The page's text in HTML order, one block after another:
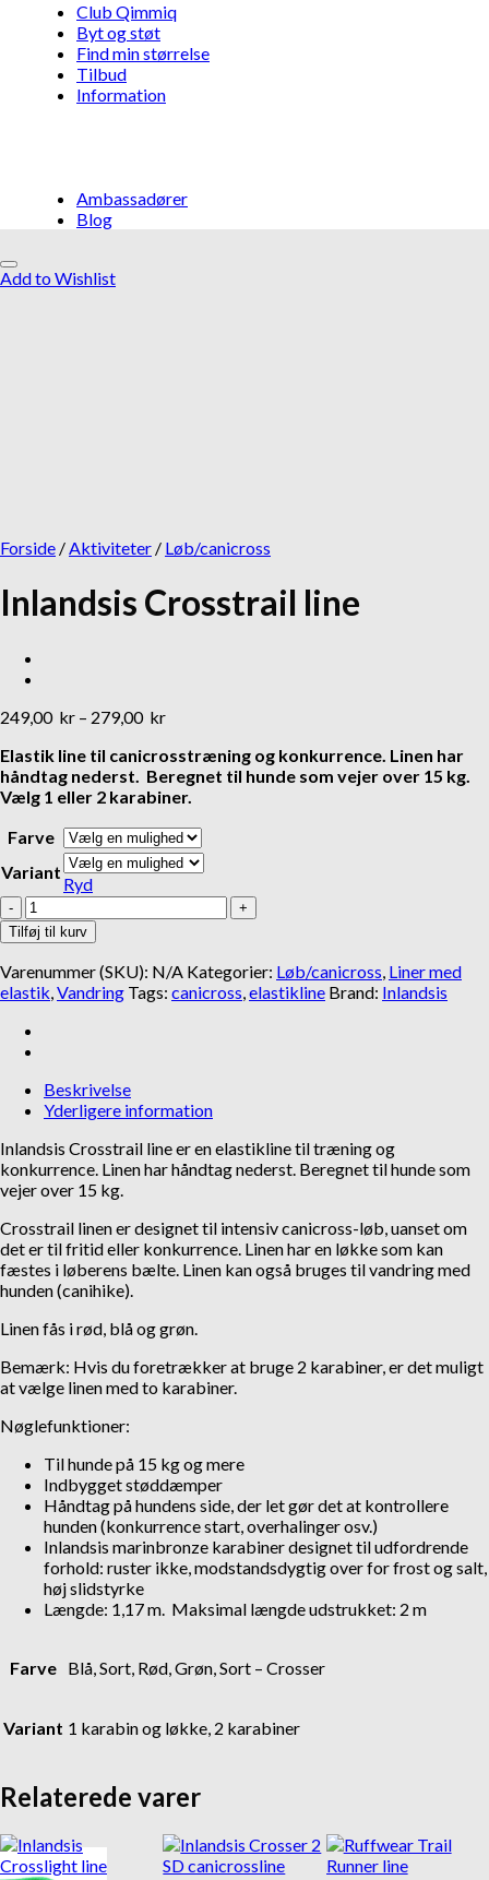
Club Qimmiq
Byt og støt
Find min størrelse
Tilbud
Information
Ambassadører
Blog
Måske kunne nogle af disse produkter
Hverdag
Kronch The Original
godbidder
39,95kr
Halsbånd
199,00kr
Fortsæt med at handle
Add to Wishlist
Forside /Aktiviteter / Løb/canicross
Inlandsis Crosstrail line
249,00 kr – 279,00 kr
Elastik line til canicrosstræning og konkurrence. Linen har
håndtag nederst. Beregnet til hunde som vejer over 15 kg.
Vælg 1 eller 2 karabiner.
Farve
Variant
Ryd
Inlandsis
Crosstrail
line
antal
Tilføj til kurv
Varenummer (SKU): N/A Kategorier: Løb/canicross, Liner med
elastik,Vandring Tags: canicross,elastikline Brand: Inlandsis
Beskrivelse
Yderligere information
Inlandsis Crosstrail line er en elastikline til træning og
konkurrence. Linen har håndtag nederst. Beregnet til hunde som
vejer over 15 kg.
Crosstrail linen er designet til intensiv canicross-løb, uanset om
det er til fritid eller konkurrence. Linen har en løkke som kan
fæstes i løberens bælte. Linen kan også bruges til vandring med
hunden (canihike).
Linen fås i rød, blå og grøn.
Bemærk: Hvis du foretrækker at bruge 2 karabiner, er det muligt
at vælge linen med to karabiner.
Nøglefunktioner:
Til hunde på 15 kg og mere
Indbygget støddæmper
Håndtag på hundens side, der let gør det at kontrollere
hunden (konkurrence start, overhalinger osv.)
Inlandsis marinbronze karabiner designet til udfordrende
forhold: ruster ikke, modstandsdygtig over for frost og salt,
høj slidstyrke
Længde: 1,17 m. Maksimal længde udstrukket: 2 m
Farve Blå, Sort, Rød, Grøn, Sort – Crosser
Variant 1 karabin og løkke, 2 karabiner
Relaterede varer